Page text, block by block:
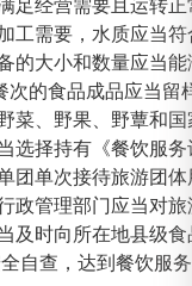
工需要，水质应当
的大小和数量应当
次的食品成品应当留
菜、野果、野蕈和
选择持有《餐饮服
团单次接待旅游团
政管理部门应当对
及时向所在地县级
自查，达到餐饮服